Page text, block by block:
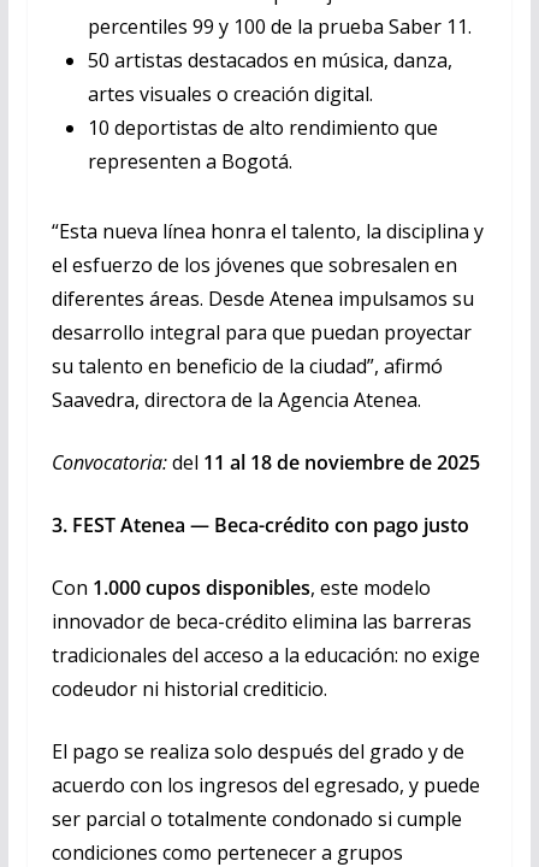
percentiles 99 y 100 de la prueba Saber 11.
50 artistas destacados en música, danza,
artes visuales o creación digital.
10 deportistas de alto rendimiento que
representen a Bogotá.
“Esta nueva línea honra el talento, la disciplina y
el esfuerzo de los jóvenes que sobresalen en
diferentes áreas. Desde Atenea impulsamos su
desarrollo integral para que puedan proyectar
su talento en beneficio de la ciudad”, afirmó
Saavedra, directora de la Agencia Atenea.
Convocatoria:del 11 al 18 de noviembre de 2025
3. FEST Atenea — Beca-crédito con pago justo
Con 1.000 cupos disponibles, este modelo
innovador de beca-crédito elimina las barreras
tradicionales del acceso a la educación: no exige
codeudor ni historial crediticio.
El pago se realiza solo después del grado y de
acuerdo con los ingresos del egresado, y puede
ser parcial o totalmente condonado si cumple
condiciones como pertenecer a grupos